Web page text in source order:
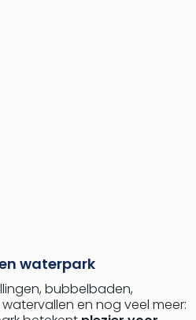
waterpark
bubbelbaden,
en nog veel meer: